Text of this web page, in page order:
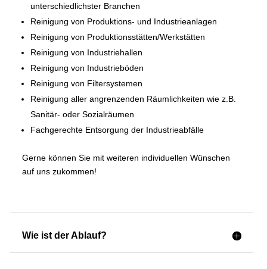
unterschiedlichster Branchen
Reinigung von Produktions- und Industrieanlagen
Reinigung von Produktionsstätten/Werkstätten
Reinigung von Industriehallen
Reinigung von Industrieböden
Reinigung von Filtersystemen
Reinigung aller angrenzenden Räumlichkeiten wie z.B.
Sanitär- oder Sozialräumen
Fachgerechte Entsorgung der Industrieabfälle
Gerne können Sie mit weiteren individuellen Wünschen
auf uns zukommen!
Wie ist der Ablauf?